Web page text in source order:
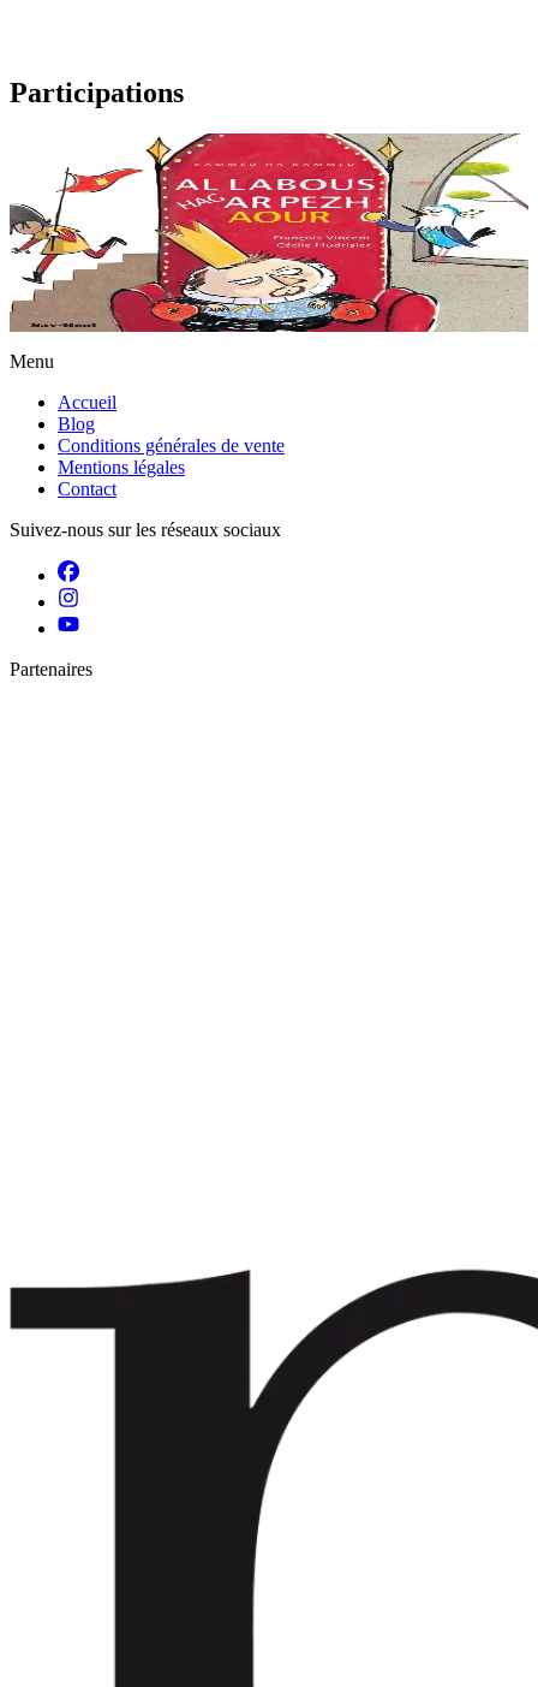
Participations
L'oiseau et la pièce d'or
Un jour, un petit oiseau trouve une pièce d’or. Posé sur la fenêtre du
roi, il se met alors à chanter : « Je suis plus riche que le roi, avec ma
pièce d’or à moi....
En stock9,00 €
Menu
Accueil
Blog
Conditions générales de vente
Mentions légales
Contact
Suivez-nous sur les réseaux sociaux
Partenaires